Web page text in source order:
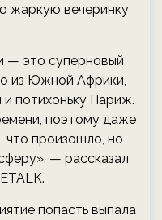
жаркую вечеринку
— это суперновый
из Южной Африки,
потихоньку Париж.
поэтому даже
что произошло, но
— рассказал
попасть выпала